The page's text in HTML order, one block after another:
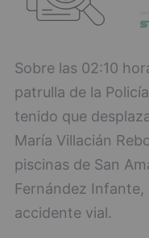
Sobre las 02:10
patrulla de la
tenido que
María Villacián
piscinas de San
Fernández
accidente vial.